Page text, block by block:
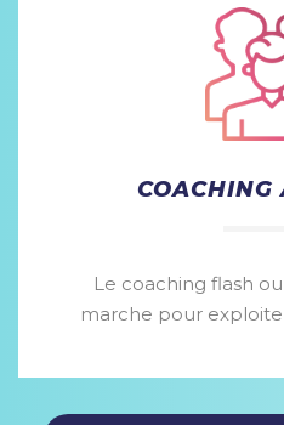
COACHING
Le coaching flash
marche pour